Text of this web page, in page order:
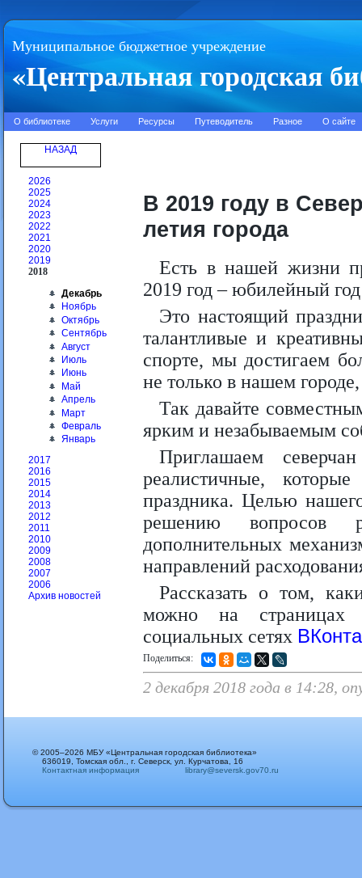
Муниципальное бюджетное учреждение
«Центральная городская
О библиотеке Услуги Ресурсы Путеводитель Разное О сайте
НАЗАД
2026
2025
2024
2023
2022
2021
2020
2019
2018
Декабрь
Ноябрь
Октябрь
Сентябрь
Август
Июль
Июнь
Май
Апрель
Март
Февраль
Январь
2017
2016
2015
2014
2013
2012
2011
2010
2009
2008
2007
2006
Архив новостей
В 2019 году в
летия города
Есть в нашей жизни
2019 год – юбилейный
Это настоящий
талантливые и
спорте, мы достигаем
не только в нашем
Так давайте
ярким и незабываемым
Приглашаем
реалистичные,
праздника. Целью
решению вопросов
дополнительных
направлений
Рассказать о том,
можно на страницах
социальных сетях
Поделиться:
2 декабря 2018 года в 14:28,
© 2005–2026 МБУ «Центральная городская библиотека»
636019, Томская обл., г. Северск, ул. Курчатова, 16
Контактная информация
library@seversk.gov70.ru